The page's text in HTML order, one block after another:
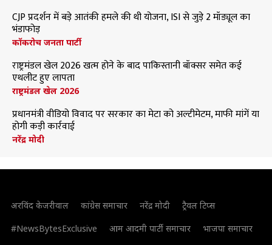
CJP प्रदर्शन में बड़े आतंकी हमले की थी योजना, ISI से जुड़े 2 मॉड्यूल का
भंडाफोड़
कॉकरोच जनता पार्टी
राष्ट्रमंडल खेल 2026 खत्म होने के बाद पाकिस्तानी बॉक्सर समेत कई
एथलीट हुए लापता
राष्ट्रमंडल खेल 2026
प्रधानमंत्री वीडियो विवाद पर सरकार का मेटा को अल्टीमेटम, माफी मांगें या
होगी कड़ी कार्रवाई
नरेंद्र मोदी
अरविंद केजरीवाल कांग्रेस समाचार नरेंद्र मोदी
ट्रैवल टिप्स
#NewsBytesExclusive
आम आदमी पार्टी समाचार
भाजपा समाचार